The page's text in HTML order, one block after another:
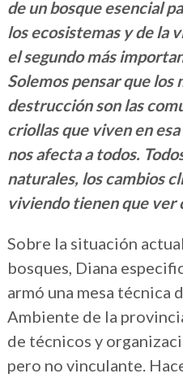
de un bosque esencial
los ecosistemas y de la
el segundo más
Solemos pensar que los
destrucción son las
criollas que viven en
nos afecta a todos.
naturales, los cambios
viviendo tienen que ver
Sobre la situación
bosques, Diana
armó una mesa técnica
Ambiente de la
de técnicos y
pero no vinculante.